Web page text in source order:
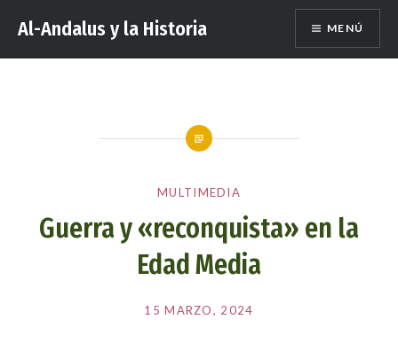
contenido
Al-Andalus y la Historia MENÚ
MULTIMEDIA
Guerra y «reconquista» en la
Edad Media
Publicado
el15 MARZO, 2024